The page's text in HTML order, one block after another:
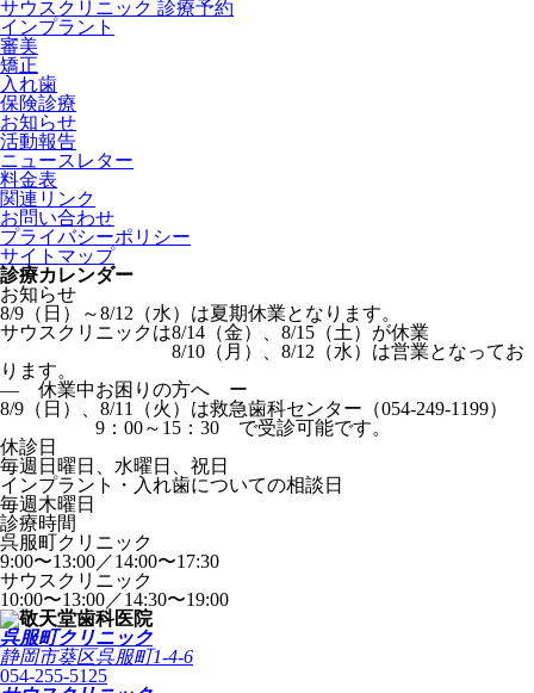
サウスクリニック 診療予約
インプラント
審美
矯正
入れ歯
保険診療
お知らせ
活動報告
ニュースレター
料金表
関連リンク
お問い合わせ
プライバシーポリシー
サイトマップ
診療カレンダー
お知らせ
8/9（日）～8/12（水）は夏期休業となります。
サウスクリニックは8/14（金）、8/15（土）が休業
8/10（月）、8/12（水）は営業となってお
ります。
― 休業中お困りの方へ ー
8/9（日）、8/11（火）は救急歯科センター（054-249-1199）
9：00～15：30 で受診可能です。
休診日
毎週日曜日、水曜日、祝日
インプラント・入れ歯についての相談日
毎週木曜日
診療時間
呉服町クリニック
9:00〜13:00／14:00〜17:30
サウスクリニック
10:00〜13:00／14:30〜19:00
呉服町クリニック
静岡市葵区呉服町1-4-6
054-255-5125